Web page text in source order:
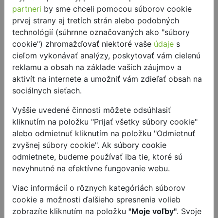
produktov musí byť splnená aj po uplatnení zľavy.
V súlade s pravidlami akcie má každý spotrebiteľ
nárok na počet darčekov podľa dosiahnutej
hodnoty nákupu, maximálne však 2 darčeky:
Pri nákupe WMF výrobkov v hodnote nad 120€ = 1
darček
Pri nákupu WMF výrobkov v hodnote nad 240€ = 2
darčeky
Po odoslaní formulára Vám prijde e-mail, v
ktorom si skontrolujte Vami zadané údaje a
potvrďte. Bez tohto potvrdenia sa Vaša
požiadavka do 24 hodín vymaže.
Tým je Vaša časť hotová. Registrácia bola
úspešne odoslaná na kontrolu. V prípade
nesplnenia podmienok promo akcie, Vás budeme
partneri by sme chceli pomocou súborov cookie
prvej strany aj tretích strán alebo podobných
technológií (súhrnne označovaných ako "súbory
cookie") zhromažďovať niektoré vaše údaje s
cieľom vykonávať analýzy, poskytovať vám cielenú
reklamu a obsah na základe vašich záujmov a
aktivít na internete a umožniť vám zdieľať obsah na
sociálnych sieťach.
Vyššie uvedené činnosti môžete odsúhlasiť
kliknutím na položku "Prijať všetky súbory cookie"
alebo odmietnuť kliknutím na položku "Odmietnuť
zvyšnej súbory cookie". Ak súbory cookie
odmietnete, budeme používať iba tie, ktoré sú
nevyhnutné na efektívne fungovanie webu.
Viac informácií o rôznych kategóriách súborov
cookie a možnosti ďalšieho spresnenia volieb
zobrazíte kliknutím na položku "Moje voľby". Svoje